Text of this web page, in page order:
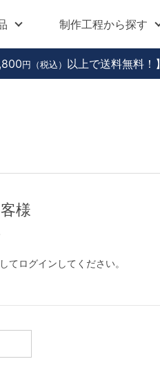
制作工程から探す
円（税込） 以上で送料無料！】
様
てログインしてください。